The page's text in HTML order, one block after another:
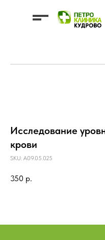
ДМС
Исследование
крови
SKU: A09.05.025
350 р.